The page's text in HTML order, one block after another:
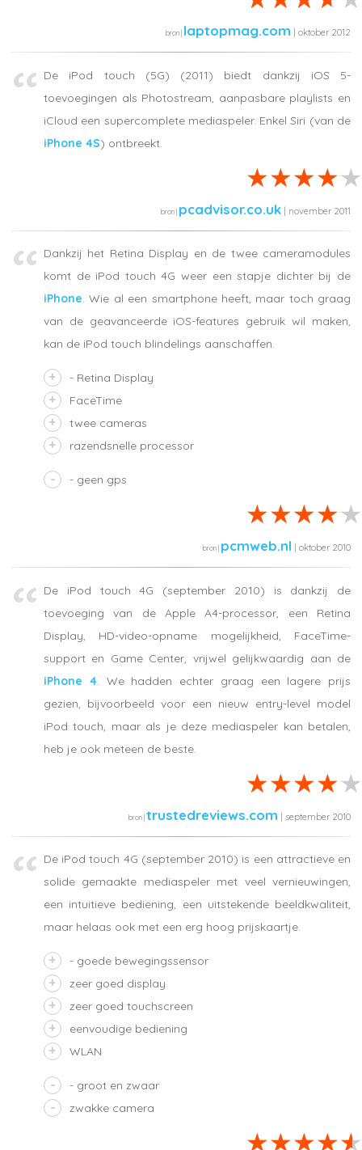
laptopmag.com | oktober 2012
De iPod touch (5G) (2011) biedt dankzij iOS 5-
toevoegingen als Photostream, aanpasbare playlists en
iCloud een supercomplete mediaspeler. Enkel Siri (van de
iPhone 4S) ontbreekt.
pcadvisor.co.uk | november 2011
Dankzij het Retina Display en de twee cameramodules
komt de iPod touch 4G weer een stapje dichter bij de
iPhone. Wie al een smartphone heeft, maar toch graag
van de geavanceerde iOS-features gebruik wil maken,
kan de iPod touch blindelings aanschaffen.
- Retina Display
FaceTime
twee cameras
razendsnelle processor
- geen gps
pcmweb.nl | oktober 2010
De iPod touch 4G (september 2010) is dankzij de
toevoeging van de Apple A4-processor, een Retina
Display, HD-video-opname mogelijkheid, FaceTime-
support en Game Center, vrijwel gelijkwaardig aan de
iPhone 4. We hadden echter graag een lagere prijs
gezien, bijvoorbeeld voor een nieuw entry-level model
iPod touch, maar als je deze mediaspeler kan betalen,
heb je ook meteen de beste.
trustedreviews.com | september 2010
De iPod touch 4G (september 2010) is een attractieve en
solide gemaakte mediaspeler met veel vernieuwingen,
een intuitieve bediening, een uitstekende beeldkwaliteit,
maar helaas ook met een erg hoog prijskaartje.
- goede bewegingssensor
zeer goed display
zeer goed touchscreen
eenvoudige bediening
WLAN
- groot en zwaar
zwakke camera